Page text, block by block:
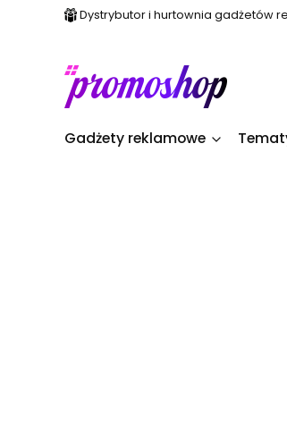
Dystrybutor i hurtownia gadżetów
Gadżety reklamowe